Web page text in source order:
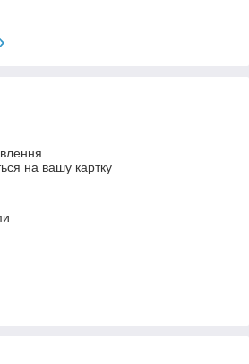
на вашу картку